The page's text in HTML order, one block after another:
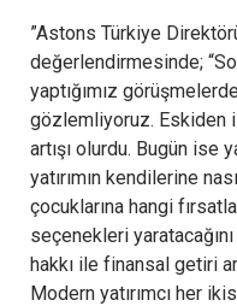
”Astons Türkiye
değerlendirmesinde;
yaptığımız
gözlemliyoruz. Eskiden
artışı olurdu. Bugün ise
yatırımın kendilerine
çocuklarına hangi
seçenekleri
hakkı ile finansal getiri
Modern yatırımcı her